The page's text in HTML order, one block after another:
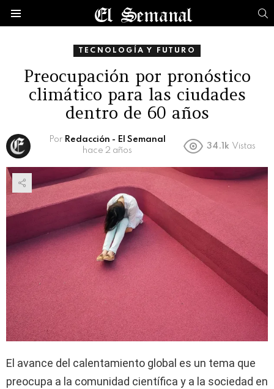
TECNOLOGÍA Y FUTURO
Preocupación por pronóstico
climático para las ciudades
dentro de 60 años
Por Redacción - El Semanal
hace 2 años
34.1k Vistas
El avance del calentamiento global es un tema que
preocupa a la comunidad científica y a la sociedad en